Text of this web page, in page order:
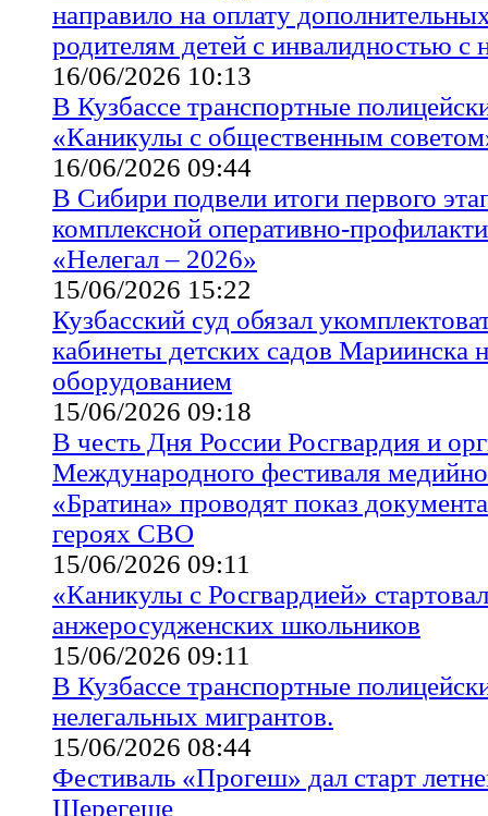
направило на оплату
родителям детей с инвалидностью с
16/06/2026 10:13
В Кузбассе транспортные
«Каникулы с общественным
16/06/2026 09:44
В Сибири подвели итоги первого
комплексной оперативно-
«Нелегал – 2026»
15/06/2026 15:22
Кузбасский суд обязал
кабинеты детских садов Мариинска
оборудованием
15/06/2026 09:18
В честь Дня России Росгвардия и
Международного фестиваля
«Братина» проводят показ
героях СВО
15/06/2026 09:11
«Каникулы с Росгвардией»
анжеросудженских школьников
15/06/2026 09:11
В Кузбассе транспортные
нелегальных мигрантов.
15/06/2026 08:44
Фестиваль «Прогеш» дал старт
Шерегеше